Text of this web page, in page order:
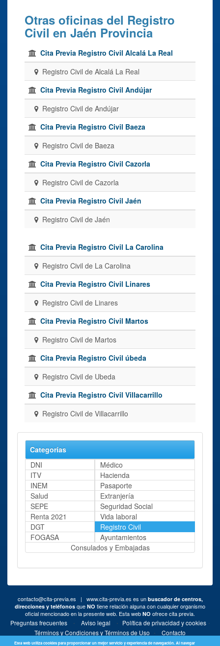
Esta web utiliza cookies para proporcionar un mejor servicio y experiencia de navegación. Al navegar
Otras oficinas del Registro
Civil en Jaén Provincia
Cita Previa Registro Civil Alcalá La Real
Registro Civil de Alcalá La Real
Cita Previa Registro Civil Andújar
Registro Civil de Andújar
Cita Previa Registro Civil Baeza
Registro Civil de Baeza
Cita Previa Registro Civil Cazorla
Registro Civil de Cazorla
Cita Previa Registro Civil Jaén
Registro Civil de Jaén
Cita Previa Registro Civil La Carolina
Registro Civil de La Carolina
Cita Previa Registro Civil Linares
Registro Civil de Linares
Cita Previa Registro Civil Martos
Registro Civil de Martos
Cita Previa Registro Civil úbeda
Registro Civil de Ubeda
Cita Previa Registro Civil Villacarrillo
Registro Civil de Villacarrillo
Categorías
DNI
Médico
ITV
Hacienda
INEM
Pasaporte
Salud
Extranjería
SEPE
Seguridad Social
Renta 2021
Vida laboral
DGT
Registro Civil
FOGASA
Ayuntamientos
Consulados y Embajadas
contacto@cita-previa.es | www.cita-previa.es es un buscador de centros,
direcciones y teléfonos que NO tiene relación alguna con cualquier organismo
oficial mencionado en la presente web. Esta web NO ofrece cita previa.
Preguntas frecuentes· Aviso legal · Política de privacidad y cookies·
Términos y Condiciones y Términos de Uso · Contacto